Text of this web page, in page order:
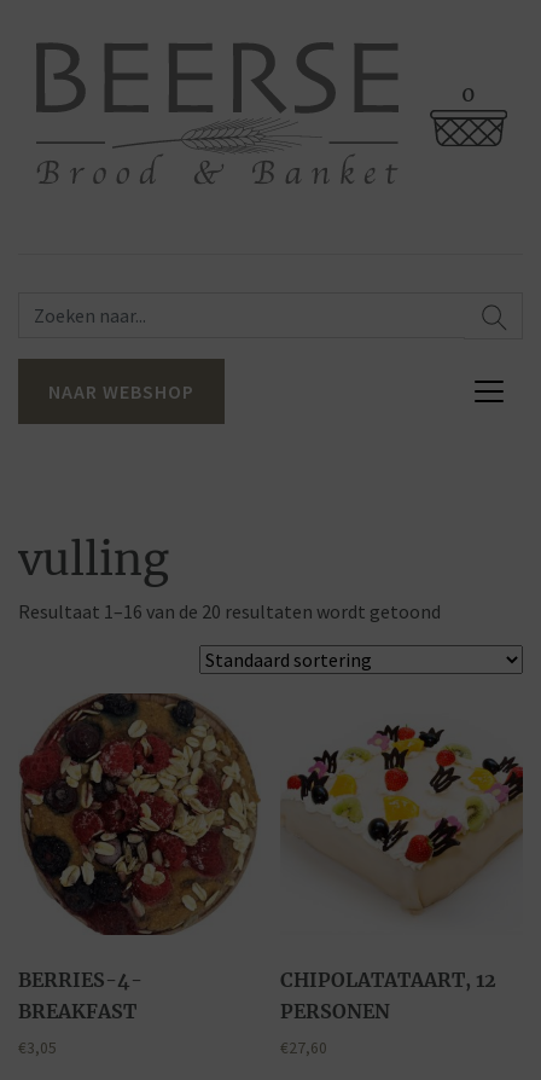
0
NAAR WEBSHOP
vulling
Resultaat 1–16 van de 20 resultaten wordt getoond
BERRIES-4-
BREAKFAST
€3,05
CHIPOLATATAART, 12
PERSONEN
€27,60